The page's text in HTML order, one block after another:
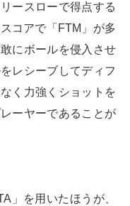
ースローで得点する
コアで「FTM」が多
にボールを侵入させ
レシーブしてディフ
く力強くショットを
ーヤーであることが
」を用いたほうが、